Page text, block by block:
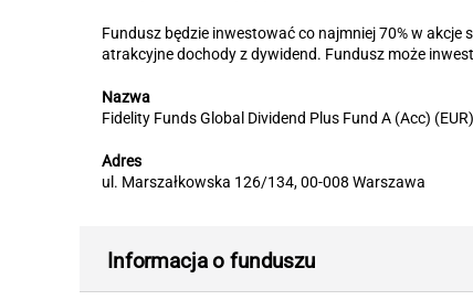
Fundusz będzie inwestować co najmniej 70% w
atrakcyjne dochody z dywidend. Fundusz może
Nazwa
Fidelity Funds Global Dividend Plus Fund A (Acc) (EUR)
Adres
ul. Marszałkowska 126/134, 00-008 Warszawa
Informacja o funduszu